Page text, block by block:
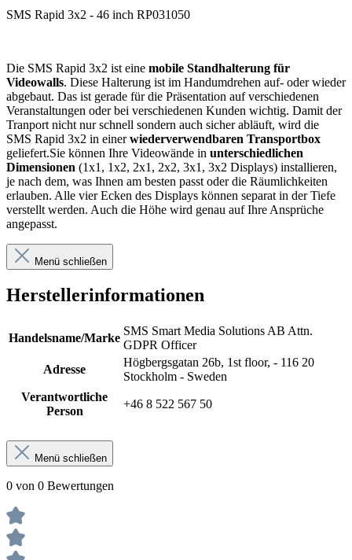
SMS Rapid 3x2 - 46 inch RP031050
Die SMS Rapid 3x2 ist eine mobile Standhalterung für
Videowalls. Diese Halterung ist im Handumdrehen auf- oder wieder
abgebaut. Das ist gerade für die Präsentation auf verschiedenen
Veranstaltungen oder bei verschiedenen Kunden wichtig. Damit der
Tranport nicht nur schnell sondern auch sicher abläuft, wird die
SMS Rapid 3x2 in einerwiederverwendbaren Transportbox
geliefert.Sie können Ihre Videowände in unterschiedlichen
Dimensionen (1x1, 1x2, 2x1, 2x2, 3x1, 3x2 Displays) installieren,
je nach dem, was Ihnen am besten passt oder die Räumlichkeiten
erlauben. Alle vier Ecken des Displays können separat in der Tiefe
verstellt werden. Auch die Höhe wird genau auf Ihre Ansprüche
angepasst.
Menü schließen
Herstellerinformationen
Handelsname/Marke
SMS Smart Media Solutions AB Attn.
GDPR Officer
Adresse
Högbergsgatan 26b, 1st floor, - 116 20
Stockholm - Sweden
Verantwortliche
Person
+46 8 522 567 50
Menü schließen
0 von 0 Bewertungen